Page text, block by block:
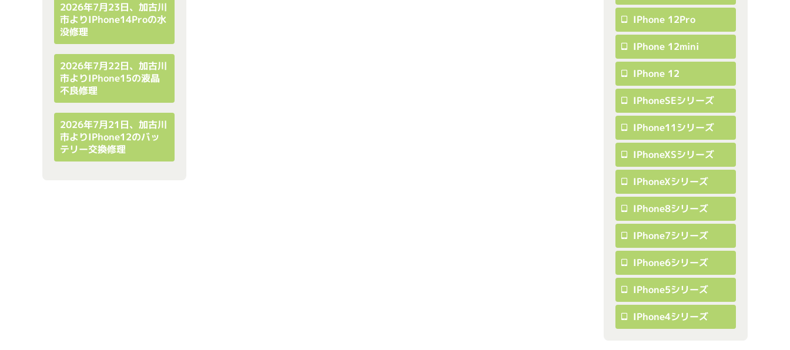
2026年7月23日、加古川
市よりiPhone14Proの水
没修理
2026年7月22日、加古川
市よりiPhone15の液晶
不良修理
2026年7月21日、加古川
市よりiPhone12のバッ
テリー交換修理
IPhone 12Pro
IPhone 12mini
IPhone 12
IPhoneSEシリーズ
IPhone11シリーズ
IPhoneXSシリーズ
IPhoneXシリーズ
IPhone8シリーズ
IPhone7シリーズ
IPhone6シリーズ
IPhone5シリーズ
IPhone4シリーズ